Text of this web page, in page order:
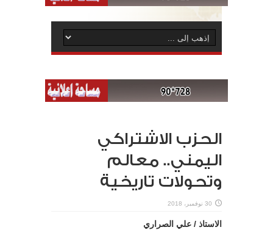
الحزب الاشتراكي
اليمني.. معالم
وتحولات تاريخية
30 نوفمبر، 2018
الاستاذ / علي الصراري